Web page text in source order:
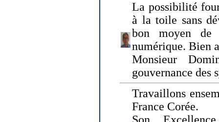
La possibilité
à la toile sans
bon moyen de
numérique. Bien
Monsieur
gouvernance des
Travaillons
France Corée.